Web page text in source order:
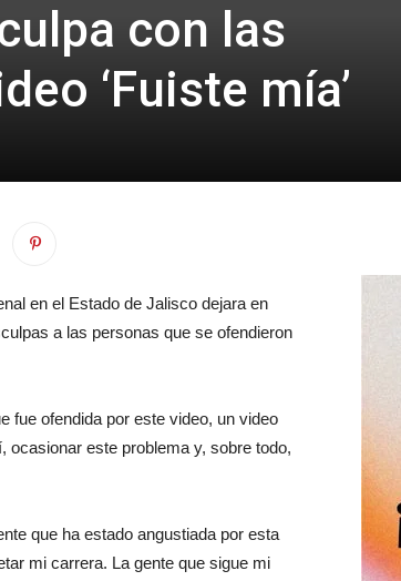
con las
‘Fuiste mía’
en el Estado de Jalisco dejara en
a las personas que se ofendieron
fue ofendida por este video, un video
ocasionar este problema y, sobre todo,
que ha estado angustiada por esta
mi carrera. La gente que sigue mi